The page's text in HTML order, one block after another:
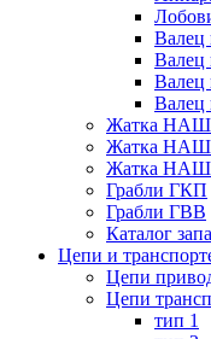
Валец
Валец
Валец
Валец
Жатка НАШ-
Жатка
Жатка НАШ-
Грабли ГКП
Грабли ГВВ
Каталог
Цепи и
Цепи
Цепи
тип 1